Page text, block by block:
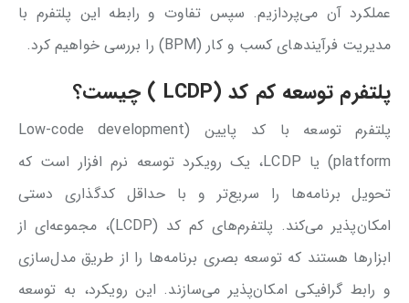
عملکرد آن می‌پردازیم. سپس تفاوت و رابطه این پلتفرم با
مدیریت فرآیندهای کسب و کار (BPM) را بررسی خواهیم کرد.
پلتفرم توسعه کم کد (LCDP ) چیست؟
پلتفرم توسعه با کد پایین (Low-code development
platform) یا LCDP، یک رویکرد توسعه نرم افزار است که
تحویل برنامه‌ها را سریع‌تر و با حداقل کدگذاری دستی
امکان‌پذیر می‌کند. پلتفرم‌های کم کد (LCDP)، مجموعه‌ای از
ابزارها هستند که توسعه بصری برنامه‌ها را از طریق مدل‌سازی
و رابط گرافیکی امکان‌پذیر می‌سازند. این رویکرد، به توسعه